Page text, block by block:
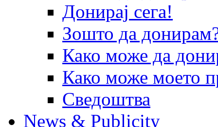
Донирај сега!
Зошто да
Како може да
Како може моето
Сведоштва
News & Publicity